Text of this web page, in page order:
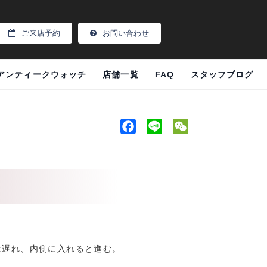
ご来店予約 お問い合わせ
ンティークウォッチ 店舗一覧 FAQ スタッフブログ
れ、内側に入れると進む。